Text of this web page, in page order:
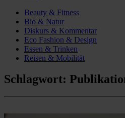
Beauty & Fitness
Bio & Natur
Diskurs & Kommentar
Eco Fashion & Design
Essen & Trinken
Reisen & Mobilität
Schlagwort: